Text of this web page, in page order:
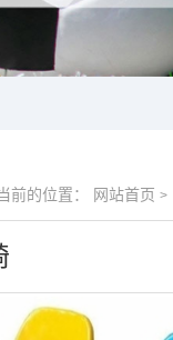
前的位置： 网站首页 >